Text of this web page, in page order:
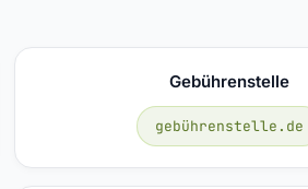
Gebührenstelle
gebührenstelle.de